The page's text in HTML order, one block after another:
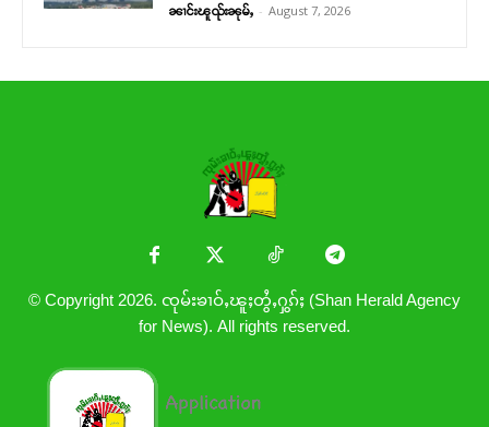
ၼၢင်းၽူၺ်းၼုမ်ႇ - August 7, 2026
© Copyright 2026. ၸုမ်းၶၢဝ်ႇၽူႈတွႆႇႁွၵ်ႈ (Shan Herald Agency
for News). All rights reserved.